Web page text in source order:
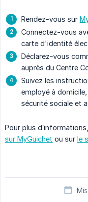
Rendez-vous sur
Connectez-vous
carte d'identité
Déclarez-vous
auprès du Centre
Suivez les
employé à
sécurité sociale et
Pour plus
sur MyGuichet ou sur le